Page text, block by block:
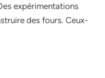
expérimentations
des fours. Ceux-